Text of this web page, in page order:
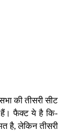
की तीसरी सीट
फैक्ट ये है कि-
है, लेकिन तीसरी